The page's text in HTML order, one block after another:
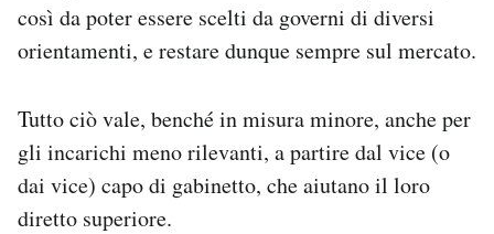
così da poter essere scelti da governi di diversi
orientamenti, e restare dunque sempre sul mercato.
Tutto ciò vale, benché in misura minore, anche per
gli incarichi meno rilevanti, a partire dal vice (o
dai vice) capo di gabinetto, che aiutano il loro
diretto superiore.